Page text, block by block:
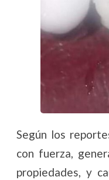
Según los
con fuerza,
propiedades, y